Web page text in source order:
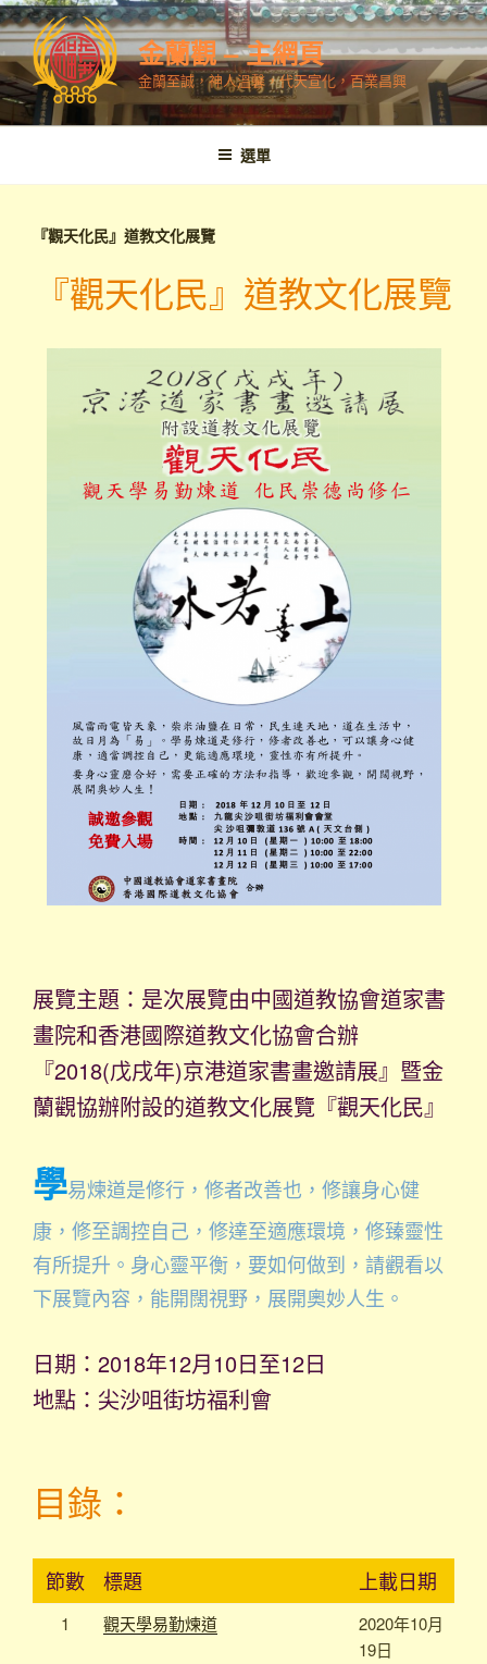
跳
至
內
容
金蘭觀 – 主網頁
金蘭至誠，神人溫馨，代天宣化，百業昌興
選單
『觀天化民』道教文化展覽
『觀天化民』道教文化展覽
展覽主題：是次展覽由中國道教協會道家書
畫院和香港國際道教文化協會合辦
『2018(戊戌年)京港道家書畫邀請展』暨金
蘭觀協辦附設的道教文化展覽『觀天化民』
學易煉道是修行，修者改善也，修讓身心健
康，修至調控自己，修達至適應環境，修臻靈性
有所提升。身心靈平衡，要如何做到，請觀看以
下展覽內容，能開闊視野，展開奧妙人生。
日期：2018年12月10日至12日
地點：尖沙咀街坊福利會
目錄：
節數 標題 上載日期
1 觀天學易勤煉道
2020年10月
19日